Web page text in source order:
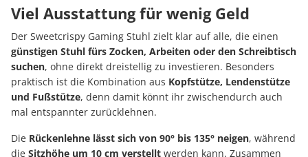
Viel Ausstattung für wenig Geld
Der Sweetcrispy Gaming Stuhl zielt klar auf alle, die einen
günstigen Stuhl fürs Zocken, Arbeiten oder den Schreibtisch
suchen, ohne direkt dreistellig zu investieren. Besonders
praktisch ist die Kombination aus Kopfstütze, Lendenstütze
und Fußstütze, denn damit könnt ihr zwischendurch auch
mal entspannter zurücklehnen.
Die Rückenlehne lässt sich von 90° bis 135° neigen, während
die Sitzhöhe um 10 cm verstellt werden kann. Zusammen